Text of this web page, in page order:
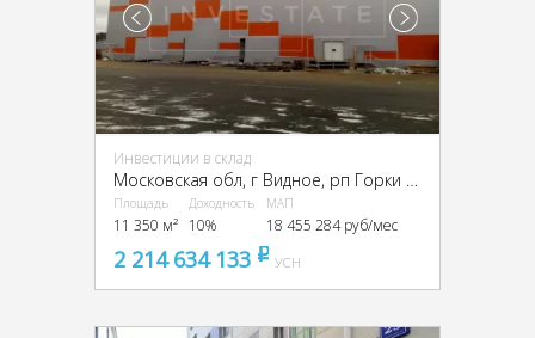
Инвестиции в склад
Площадь
11 350 м²
Доходность
10%
МАП
18 455 284 руб/мес
2 214 634 133 pуб
УСН